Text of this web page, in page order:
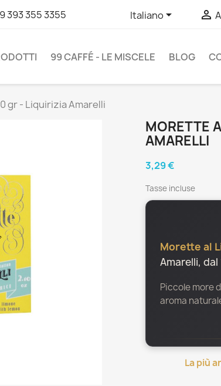
393 355 3355 Italiano 
99 CAFFÉ - LE MISCELE BLOG
gr - Liquirizia Amarelli
MORETTE
AMARELLI
3,29 €
Tasse incluse
Morette al
Amarelli, dal
Piccole more
aroma
La più